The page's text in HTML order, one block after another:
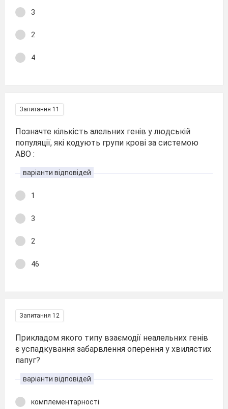
3
2
4
Запитання 11
Позначте кількість алельних генів у людській
популяції, які кодують групи крові за системою
АВО :
варіанти відповідей
1
3
2
46
Запитання 12
Прикладом якого типу взаємодії неалельних генів
є успадкування забарвлення оперення у хвилястих
папуг?
варіанти відповідей
комплементарності